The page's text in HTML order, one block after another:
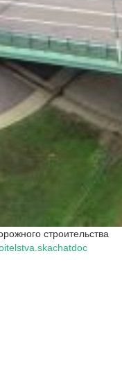
строительства